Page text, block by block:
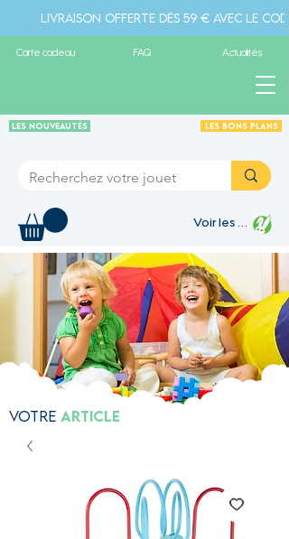
Livraison offerte dès 59 € avec le
Carte cadeau FAQ Actualités
Les Nouveautés Les Bons plans
Voir les points
Votre Article